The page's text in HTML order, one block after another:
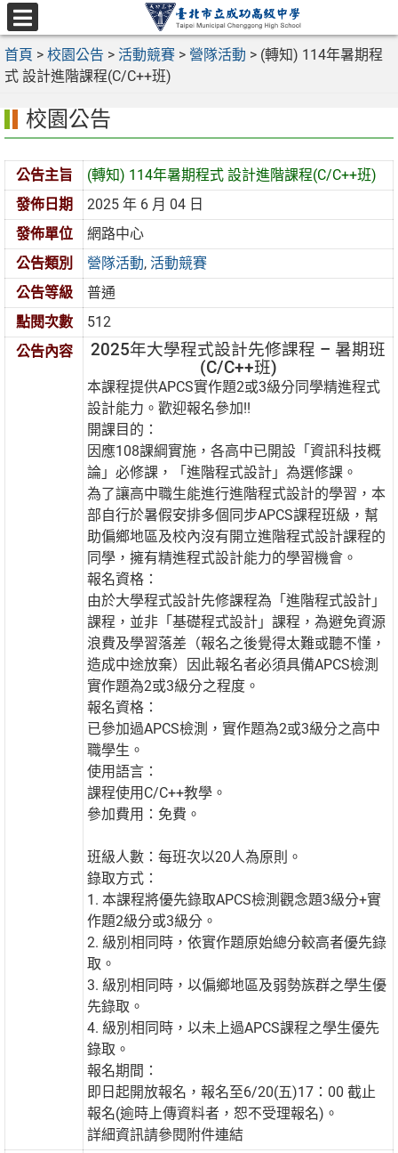
跳
至
主
要
區
選
單
首頁 > 校園公告 > 活動競賽 > 營隊活動 > (轉知) 114年暑期程
式 設計進階課程(C/C++班)
校園公告
公告主旨
(轉知) 114年暑期程式 設計進階課程(C/C++班)
發佈日期
2025 年 6 月 04 日
發佈單位
網路中心
公告類別
營隊活動,活動競賽
公告等級
普通
點閱次數
512
公告內容
2025年大學程式設計先修課程 – 暑期班
(C/C++班)
本課程提供APCS實作題2或3級分同學精進程式
設計能力。歡迎報名參加!!
開課目的：
因應108課綱實施，各高中已開設「資訊科技概
論」必修課，「進階程式設計」為選修課。
為了讓高中職生能進行進階程式設計的學習，本
部自行於暑假安排多個同步APCS課程班級，幫
助偏鄉地區及校內沒有開立進階程式設計課程的
同學，擁有精進程式設計能力的學習機會。
報名資格：
由於大學程式設計先修課程為「進階程式設計」
課程，並非「基礎程式設計」課程，為避免資源
浪費及學習落差（報名之後覺得太難或聽不懂，
造成中途放棄）因此報名者必須具備APCS檢測
實作題為2或3級分之程度。
報名資格：
已參加過APCS檢測，實作題為2或3級分之高中
職學生。
使用語言：
課程使用C/C++教學。
參加費用：免費。
班級人數：每班次以20人為原則。
錄取方式：
1. 本課程將優先錄取APCS檢測觀念題3級分+實
作題2級分或3級分。
2. 級別相同時，依實作題原始總分較高者優先錄
取。
3. 級別相同時，以偏鄉地區及弱勢族群之學生優
先錄取。
4. 級別相同時，以未上過APCS課程之學生優先
錄取。
報名期間：
即日起開放報名，報名至6/20(五)17：00 截止
報名(逾時上傳資料者，恕不受理報名)。
詳細資訊請參閱附件連結